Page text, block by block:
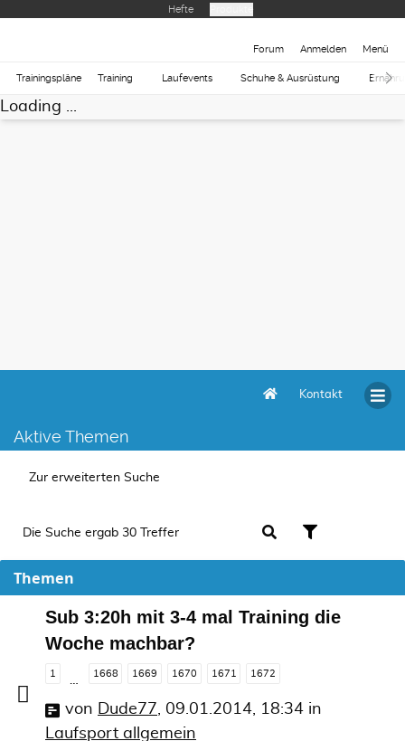
Hefte
Forum Anmelden Menü
Trainingspläne Training Laufevents Schuhe & Ausrüstung
Loading ...
Kontakt
Aktive Themen
Zur erweiterten Suche
Die Suche ergab 30 Treffer
Themen
Sub 3:20h mit 3-4 mal Training die
Woche machbar?
1 1668 1669 1670 1671 1672
von Dude77 09.01.2014, 18:34 in
Laufsport allgemein